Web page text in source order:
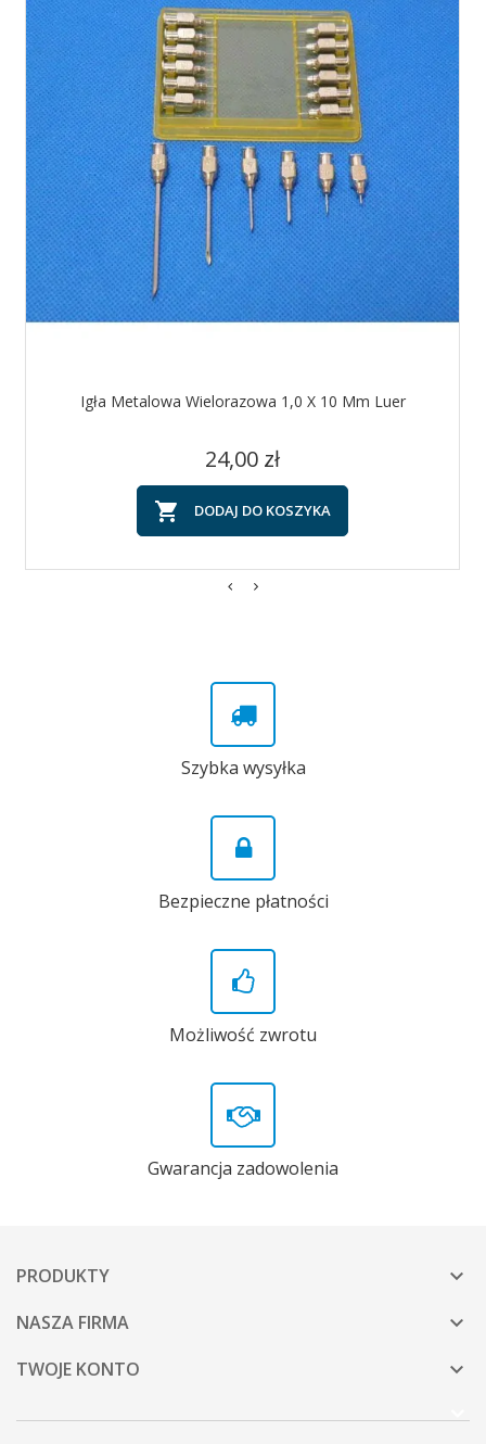
Igła Metalowa Wielorazowa 1,0 X 10 Mm Luer
Cena
24,00 zł
 DODAJ DO KOSZYKA
Szybka wysyłka
Bezpieczne płatności
Możliwość zwrotu
Gwarancja zadowolenia
PRODUKTY 
NASZA FIRMA 
TWOJE KONTO 